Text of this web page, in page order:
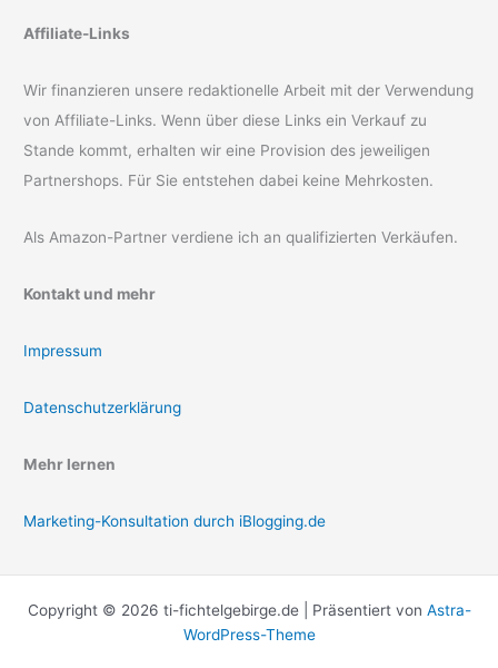
Affiliate-Links
Wir finanzieren unsere redaktionelle Arbeit mit der Verwendung
von Affiliate-Links. Wenn über diese Links ein Verkauf zu
Stande kommt, erhalten wir eine Provision des jeweiligen
Partnershops. Für Sie entstehen dabei keine Mehrkosten.
Als Amazon-Partner verdiene ich an qualifizierten Verkäufen.
Kontakt und mehr
Impressum
Datenschutzerklärung
Mehr lernen
Marketing-Konsultation durch iBlogging.de
Copyright © 2026 ti-fichtelgebirge.de | Präsentiert von Astra-
WordPress-Theme